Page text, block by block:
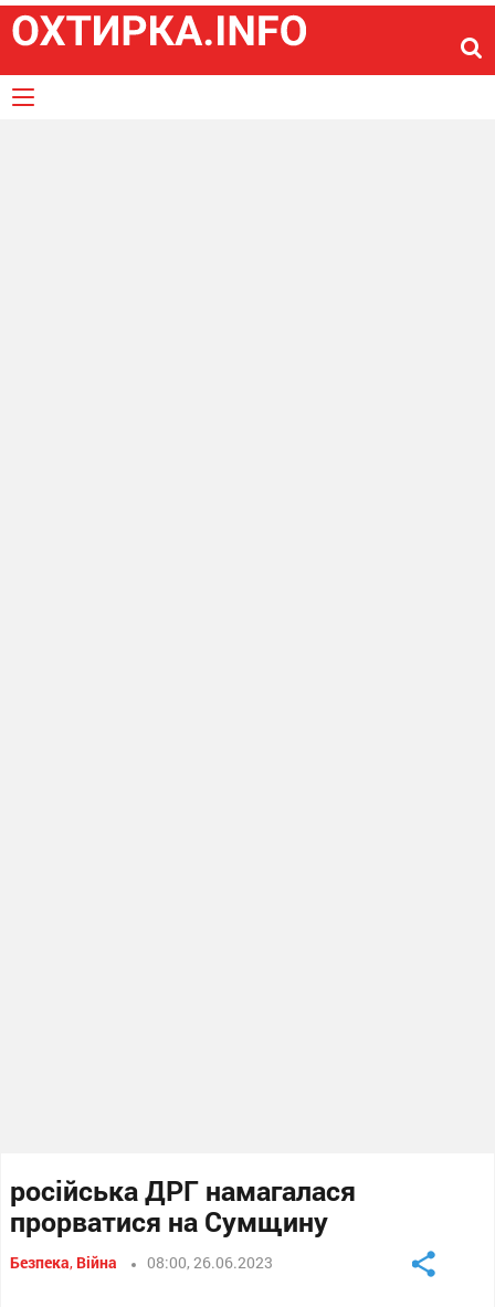
російська ДРГ намагалася
прорватися на Сумщину
Безпека, Війна 08:00, 26.06.2023